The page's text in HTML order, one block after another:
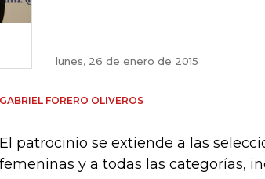
lunes, 26 de enero de 2015
GABRIEL FORERO OLIVEROS
El patrocinio se extiende a las
femeninas y a todas las categorías,